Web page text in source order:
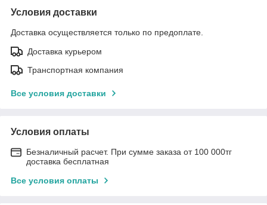
Условия доставки
Доставка осуществляется только по предоплате.
Доставка курьером
Транспортная компания
Все условия доставки
Условия оплаты
Безналичный расчет. При сумме заказа от 100 000тг
доставка бесплатная
Все условия оплаты